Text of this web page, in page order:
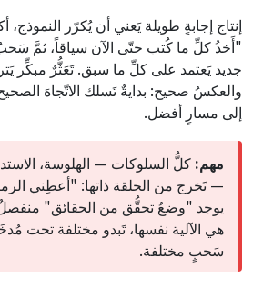
إنتاج إجابةٍ طويلة يَعني أن يُكرّر
"أَخذُ كلِّ ما كُتب حتّى الآن سياقاً، ثمَّ
جديد يَعتمد على كلِّ ما سبق. تَعَثُّرٌ مبكِّر
والعكسُ صحيح: بدايةٌ تَسلك الاتّجاهَ
إلى مسارٍ أفضل.
مهم: كلُّ السلوكات — الهلوسة،
— تَخرج من الحلقة ذاتها: "أعطِني
يوجد "وضعُ تحقُّق من الحقائق"
هي الآلية نفسها، تَبدو مختلفة تحت
سَحبٍ مختلفة.